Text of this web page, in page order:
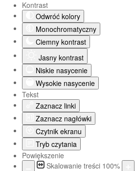
Kontrast
Odwróć kolory
Monochromatyczny
Ciemny kontrast
Jasny kontrast
Niskie nasycenie
Wysokie nasycenie
Tekst
Zaznacz linki
Zaznacz nagłówki
Czytnik ekranu
Tryb czytania
Powiększenie
Skalowanie treści 100%